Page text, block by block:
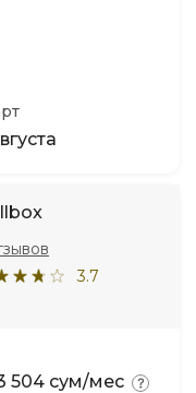
3.7
504 сум/мес